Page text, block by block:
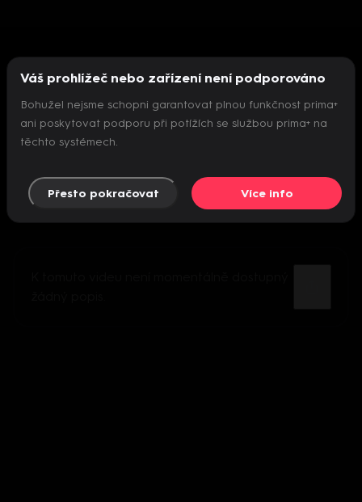
Nepodařilo se inicializovat přehrávač
Váš prohlížeč nebo zařízení není podporováno
Bohužel nejsme schopni garantovat plnou funkčnost prima+
ani poskytovat podporu při potížích se službou prima+ na
těchto systémech.
Přesto pokračovat Více info